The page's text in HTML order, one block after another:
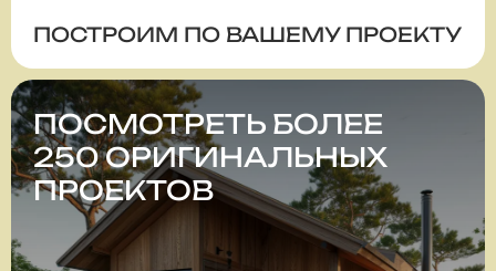
ПОСТРОИМ ПО ВАШЕМУ ПРОЕКТУ
ПОСМОТРЕТЬ БОЛЕЕ
250 ОРИГИНАЛЬНЫХ
ПРОЕКТОВ